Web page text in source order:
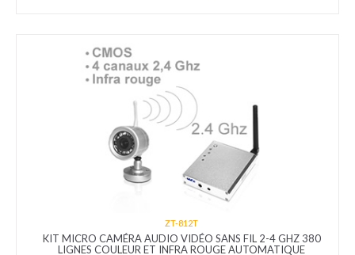
ZT-812T
KIT MICRO CAMÉRA AUDIO VIDÉO SANS FIL 2-4 GHZ 380
LIGNES COULEUR ET INFRA ROUGE AUTOMATIQUE